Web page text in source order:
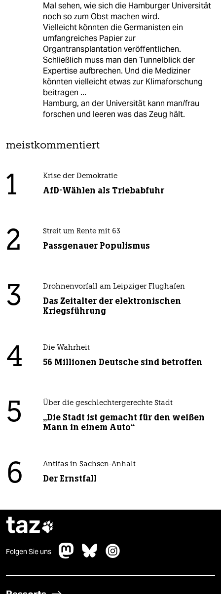
Mal sehen, wie sich die Hamburger Universität
noch so zum Obst machen wird.
Vielleicht könnten die Germanisten ein
umfangreiches Papier zur
Organtransplantation veröffentlichen.
Schließlich muss man den Tunnelblick der
Expertise aufbrechen. Und die Mediziner
könnten vielleicht etwas zur Klimaforschung
beitragen ...
Hamburg, an der Universität kann man/frau
forschen und leeren was das Zeug hält.
meistkommentiert
1 Krise der Demokratie
AfD-Wählen als Triebabfuhr
2 Streit um Rente mit 63
Passgenauer Populismus
3 Drohnenvorfall am Leipziger Flughafen
Das Zeitalter der elektronischen
Kriegsführung
4 Die Wahrheit
56 Millionen Deutsche sind betroffen
5 Über die geschlechtergerechte Stadt
„Die Stadt ist gemacht für den weißen
Mann in einem Auto“
6 Antifas in Sachsen-Anhalt
Der Ernstfall
taz
Folgen Sie uns